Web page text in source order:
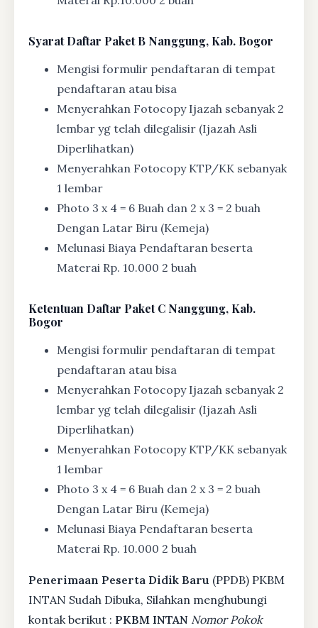
SyaratDaftar Paket B Nanggung, Kab. Bogor
Mengisi formulir pendaftaran di tempat
pendaftaran atau bisa
Menyerahkan Fotocopy Ijazah sebanyak 2
lembar yg telah dilegalisir (Ijazah Asli
Diperlihatkan)
Menyerahkan Fotocopy KTP/KK sebanyak
1 lembar
Photo 3 x 4 = 6 Buah dan 2 x 3 = 2 buah
Dengan Latar Biru (Kemeja)
Melunasi Biaya Pendaftaran beserta
Materai Rp. 10.000 2 buah
Ketentuan Daftar Paket C Nanggung, Kab.
Bogor
Mengisi formulir pendaftaran di tempat
pendaftaran atau bisa
Menyerahkan Fotocopy Ijazah sebanyak 2
lembar yg telah dilegalisir (Ijazah Asli
Diperlihatkan)
Menyerahkan Fotocopy KTP/KK sebanyak
1 lembar
Photo 3 x 4 = 6 Buah dan 2 x 3 = 2 buah
Dengan Latar Biru (Kemeja)
Melunasi Biaya Pendaftaran beserta
Materai Rp. 10.000 2 buah
Penerimaan Peserta Didik Baru (PPDB) PKBM
INTAN Sudah Dibuka, Silahkan menghubungi
kontak berikut : PKBM INTAN Nomor Pokok